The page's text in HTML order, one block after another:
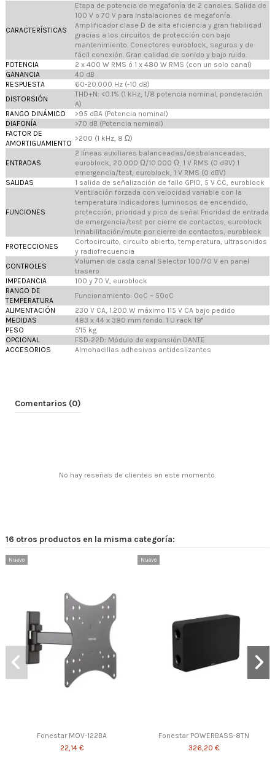
CARACTERÍSTICAS
Etapa de potencia de megafonía de 2 canales. Salida de
100 V o 70 V para instalaciones de megafonía.
Amplificador clase D de alta eficiencia y gran fiabilidad
gracias a los circuitos de protección con bajo
mantenimiento. Conectores euroblock, seguros y de
fácil conexión. Gran calidad de sonido y bajo ruido.
POTENCIA
2 x 400 W RMS ó 1 x 480 W RMS (con un solo canal)
GANANCIA
40 dB
RESPUESTA
60-20.000 Hz (-10 dB)
DISTORSIÓN
THD+N: <0.1% (1 kHz, 1/8 potencia nominal, ponderación
A)
RANGO DINÁMICO
>95 dBA (Potencia nominal)
DIAFONÍA
>70 dB (Potencia nominal)
FACTOR DE
AMORTIGUAMIENTO
>200 (1 kHz, 8 Ω)
ENTRADAS
2 líneas auxiliares balanceadas/desbalanceadas,
euroblock, 20.000 Ω/10.000 Ω, 1 V RMS (0 dBV) 1
emergencia/test, euroblock, 1 V RMS (0 dBV)
SALIDAS
1 salida de señalización de fallo GPIO, 5 V CC, euroblock
FUNCIONES
Ventilación forzada con velocidad variable con la
temperatura Indicadores luminosos de encendido,
protección, prioridad y pico de señal Prioridad de entrada
de emergencia/test por cierre de contactos, euroblock
Inhabilitación/mute por cierre de contactos, euroblock
PROTECCIONES
Cortocircuito, circuito abierto, temperatura, ultrasonidos
y radiofrecuencia
CONTROLES
Volumen de cada canal Selector 100/70 V en panel
trasero
IMPEDANCIA
100 y 70 V, euroblock
RANGO DE
TEMPERATURA
Funcionamiento: 0ºC ~ 50ºC
ALIMENTACIÓN
230 V CA, 1.200 W máximo 115 V CA bajo pedido
MEDIDAS
483 x 44 x 380 mm fondo. 1 U rack 19''
PESO
5'15 kg
OPCIONAL
FSD-22D: Módulo de expansión DANTE
ACCESORIOS
Almohadillas adhesivas antideslizantes
Comentarios (0)
No hay reseñas de clientes en este momento.
16 otros productos en la misma categoría:
Nuevo
Fonestar MOV-122BA
22,14 €
Nuevo
Fonestar POWERBASS-8TN
326,20 €